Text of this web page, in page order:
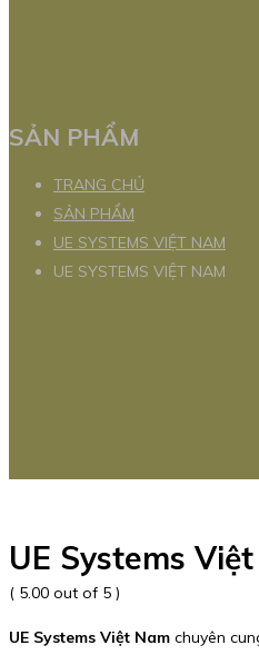
SẢN PHẨM
TRANG CHỦ
SẢN PHẨM
UE SYSTEMS VIỆT NAM
UE SYSTEMS VIỆT NAM
UE Systems
( 5.00 out of 5 )
UE Systems Việt Nam chuyên